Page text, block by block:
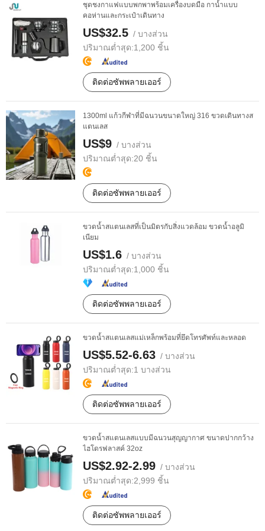
ชุดชงกาแฟแบบพกพาพร้อมเครื่องบดมือ กาน้ำแบบ
คอห่านและกระเป๋าเดินทาง
US$32.5 / บางส่วน
ปริมาณต่ำสุด:1,200 ชิ้น
ติดต่อซัพพลายเออร์
1300ml แก้วกีฬาที่มีฉนวนขนาดใหญ่ 316 ขวดเดินทางส
แตนเลส
US$9 / บางส่วน
ปริมาณต่ำสุด:20 ชิ้น
ติดต่อซัพพลายเออร์
ขวดน้ำสแตนเลสที่เป็นมิตรกับสิ่งแวดล้อม ขวดน้ำอลูมิ
เนียม
US$1.6 / บางส่วน
ปริมาณต่ำสุด:1,000 ชิ้น
ติดต่อซัพพลายเออร์
ขวดน้ำสแตนเลสแม่เหล็กพร้อมที่ยึดโทรศัพท์และหลอด
US$5.52-6.63 / บางส่วน
ปริมาณต่ำสุด:1 บางส่วน
ติดต่อซัพพลายเออร์
ขวดน้ำสแตนเลสแบบมีฉนวนสุญญากาศ ขนาดปากกว้าง
ไฮโดรฟลาสค์ 32oz
US$2.92-2.99 / บางส่วน
ปริมาณต่ำสุด:2,999 ชิ้น
ติดต่อซัพพลายเออร์